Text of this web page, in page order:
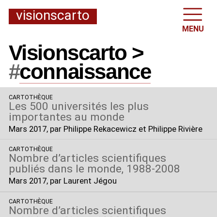
visionscarto
MENU
Visionscarto >
#connaissance
CARTOTHÈQUE
Les 500 universités les plus
importantes au monde
Mars 2017, par Philippe Rekacewicz et Philippe Rivière
CARTOTHÈQUE
Nombre d’articles scientifiques
publiés dans le monde, 1988-2008
Mars 2017, par Laurent Jégou
CARTOTHÈQUE
Nombre d’articles scientifiques